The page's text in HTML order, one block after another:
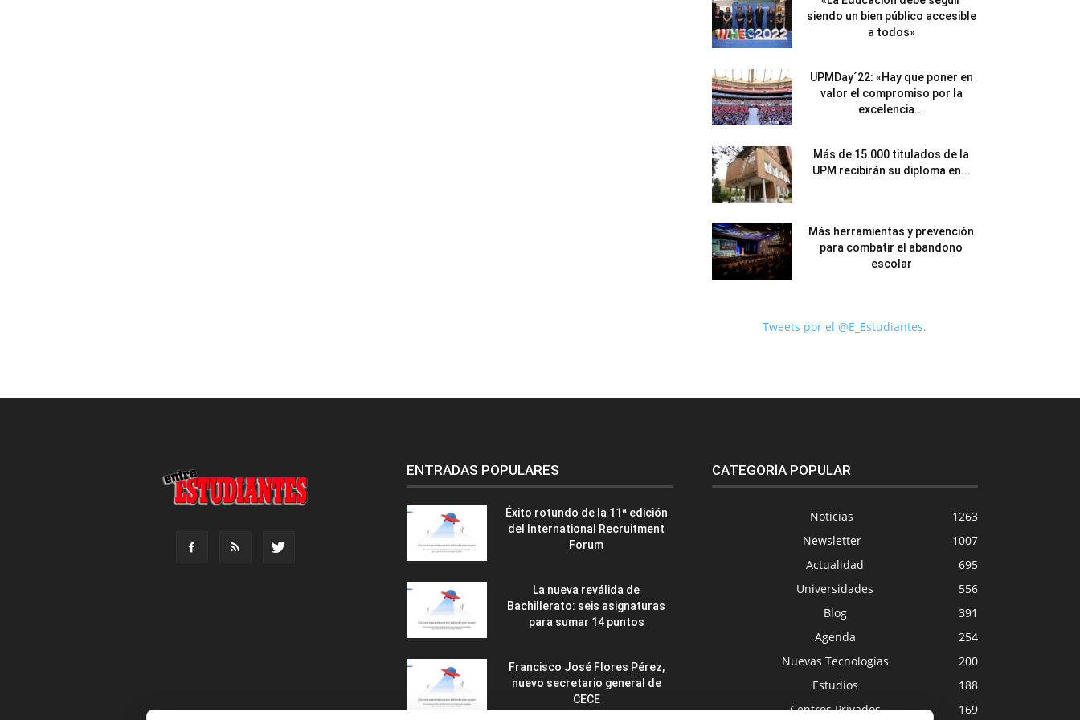
siendo un bien público accesible
a todos»
UPMDay´22: «Hay que poner en
valor el compromiso por la
excelencia...
Más de 15.000 titulados de la
UPM recibirán su diploma en...
Más herramientas y prevención
para combatir el abandono
escolar
Tweets por el @E_Estudiantes.
ENTRADAS POPULARES
Éxito rotundo de la 11ª edición
del International Recruitment
Forum
La nueva reválida de
Bachillerato: seis asignaturas
para sumar 14 puntos
Francisco José Flores Pérez,
nuevo secretario general de
CECE
CATEGORÍA POPULAR
Noticias
1263
Newsletter
1007
Actualidad
695
Universidades
556
Blog
391
Agenda
254
Nuevas Tecnologías
200
Estudios
188
Centros Privados
169